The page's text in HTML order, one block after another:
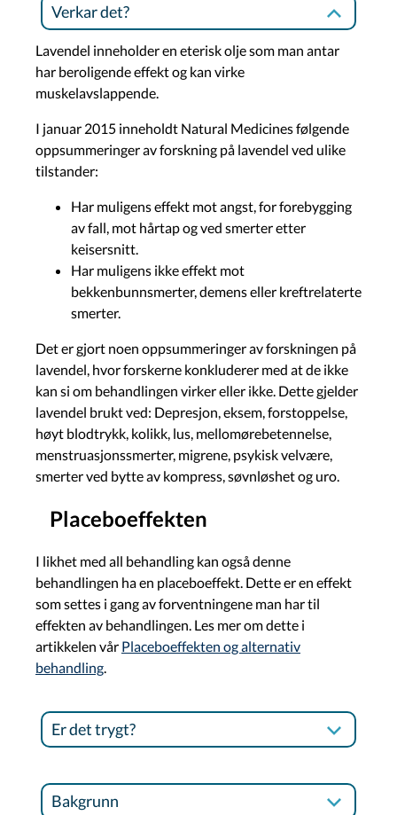
Verkar det?
Lavendel inneholder en eterisk olje som man antar
har beroligende effekt og kan virke
muskelavslappende.
I januar 2015 inneholdt Natural Medicines følgende
oppsummeringer av forskning på lavendel ved ulike
tilstander:
Har muligens effekt mot angst, for forebygging
av fall, mot hårtap og ved smerter etter
keisersnitt.
Har muligens ikke effekt mot
bekkenbunnsmerter, demens eller kreftrelaterte
smerter.
Det er gjort noen oppsummeringer av forskningen på
lavendel, hvor forskerne konkluderer med at de ikke
kan si om behandlingen virker eller ikke. Dette gjelder
lavendel brukt ved: Depresjon, eksem, forstoppelse,
høyt blodtrykk, kolikk, lus, mellomørebetennelse,
menstruasjonssmerter, migrene, psykisk velvære,
smerter ved bytte av kompress, søvnløshet og uro.
Placeboeffekten
I likhet med all behandling kan også denne
behandlingen ha en placeboeffekt. Dette er en effekt
som settes i gang av forventningene man har til
effekten av behandlingen. Les mer om dette i
artikkelen vår Placeboeffekten og alternativ
behandling
Er det trygt?
Bakgrunn